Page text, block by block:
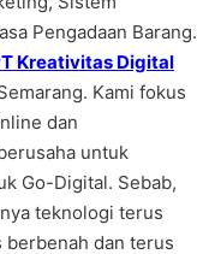
Pengadaan Barang.
Kreativitas Digital
Kami fokus
dan
untuk
Go-Digital. Sebab,
teknologi terus
berbenah dan terus